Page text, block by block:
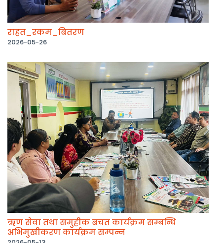
राहत_रकम_बितरण
2026-05-26
ऋण सेवा तथा समुहीक बचत कार्यक्रम सम्बन्धि
अभिमुखीकरण कार्यक्रम सम्पन्न